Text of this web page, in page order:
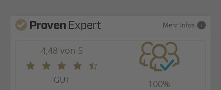
Mehr Infos
4,48 von 5
GUT
100%